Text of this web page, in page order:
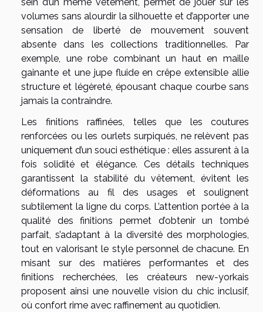
sein d’un même vêtement, permet de jouer sur les
volumes sans alourdir la silhouette et d’apporter une
sensation de liberté de mouvement souvent
absente dans les collections traditionnelles. Par
exemple, une robe combinant un haut en maille
gainante et une jupe fluide en crêpe extensible allie
structure et légèreté, épousant chaque courbe sans
jamais la contraindre.
Les finitions raffinées, telles que les coutures
renforcées ou les ourlets surpiqués, ne relèvent pas
uniquement d’un souci esthétique : elles assurent à la
fois solidité et élégance. Ces détails techniques
garantissent la stabilité du vêtement, évitent les
déformations au fil des usages et soulignent
subtilement la ligne du corps. L’attention portée à la
qualité des finitions permet d’obtenir un tombé
parfait, s’adaptant à la diversité des morphologies,
tout en valorisant le style personnel de chacune. En
misant sur des matières performantes et des
finitions recherchées, les créateurs new-yorkais
proposent ainsi une nouvelle vision du chic inclusif,
où confort rime avec raffinement au quotidien.